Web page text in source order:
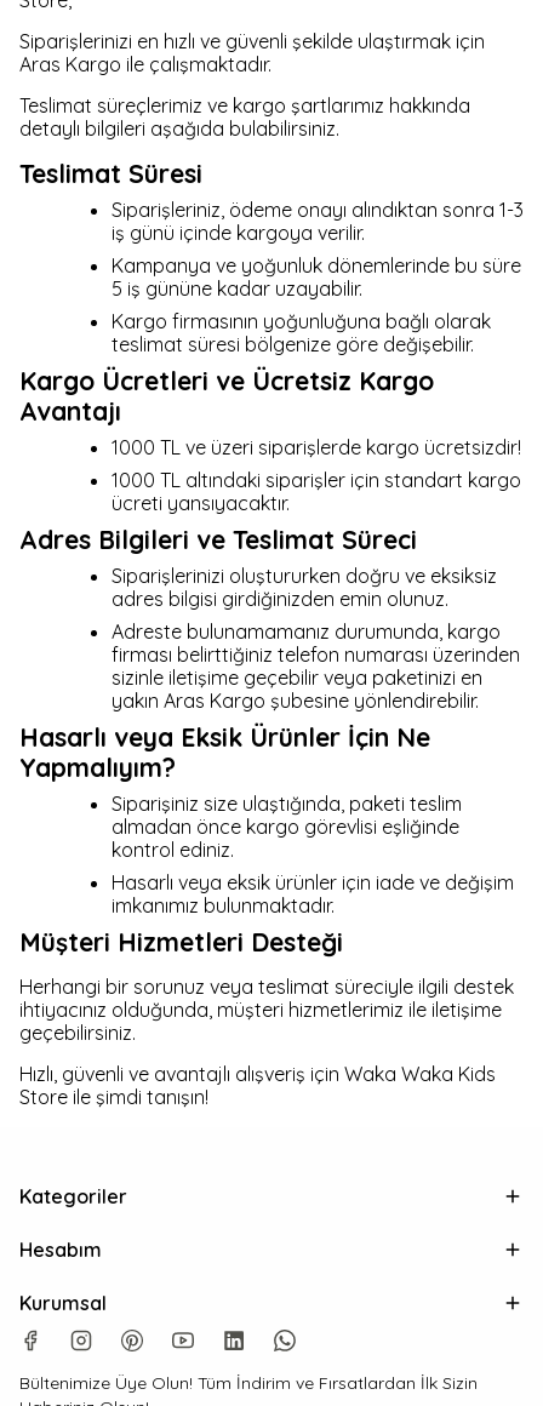
Siparişlerinizi en hızlı ve güvenli şekilde ulaştırmak için
Aras Kargo ile çalışmaktadır.
Teslimat süreçlerimiz ve kargo şartlarımız hakkında
detaylı bilgileri aşağıda bulabilirsiniz.
Teslimat Süresi
Siparişleriniz, ödeme onayı alındıktan sonra 1-3
iş günü içinde kargoya verilir.
Kampanya ve yoğunluk dönemlerinde bu süre
5 iş gününe kadar uzayabilir.
Kargo firmasının yoğunluğuna bağlı olarak
teslimat süresi bölgenize göre değişebilir.
Kargo Ücretleri ve Ücretsiz Kargo
Avantajı
1000 TL ve üzeri siparişlerde kargo ücretsizdir!
1000 TL altındaki siparişler için standart kargo
ücreti yansıyacaktır.
Adres Bilgileri ve Teslimat Süreci
Siparişlerinizi oluştururken doğru ve eksiksiz
adres bilgisi girdiğinizden emin olunuz.
Adreste bulunamamanız durumunda, kargo
firması belirttiğiniz telefon numarası üzerinden
sizinle iletişime geçebilir veya paketinizi en
yakın Aras Kargo şubesine yönlendirebilir.
Hasarlı veya Eksik Ürünler İçin Ne
Yapmalıyım?
Siparişiniz size ulaştığında, paketi teslim
almadan önce kargo görevlisi eşliğinde
kontrol ediniz.
Hasarlı veya eksik ürünler için iade ve değişim
imkanımız bulunmaktadır.
Müşteri Hizmetleri Desteği
Herhangi bir sorunuz veya teslimat süreciyle ilgili destek
ihtiyacınız olduğunda, müşteri hizmetlerimiz ile iletişime
geçebilirsiniz.
Hızlı, güvenli ve avantajlı alışveriş için Waka Waka Kids
Store ile şimdi tanışın!
Kategoriler
Hesabım
Kurumsal
Bültenimize Üye Olun! Tüm İndirim ve Fırsatlardan İlk Sizin